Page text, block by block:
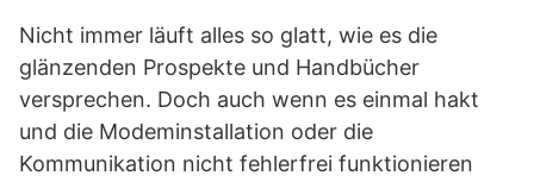
Nicht immer läuft alles so glatt, wie es die
glänzenden Prospekte und Handbücher
versprechen. Doch auch wenn es einmal hakt
und die Modeminstallation oder die
Kommunikation nicht fehlerfrei funktionieren